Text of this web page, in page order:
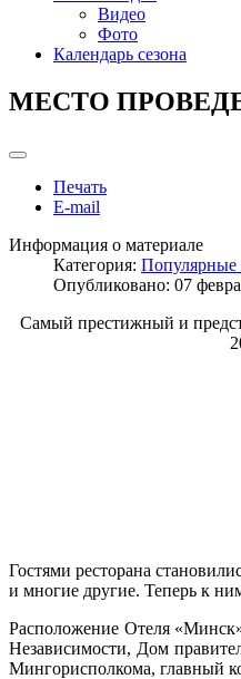
Видео
Фото
Календарь сезона
МЕСТО
Печать
E-mail
Информация о материале
Категория: Популярные
Опубликовано: 07
Самый престижный и
Гостями ресторана
и многие другие. Теперь к
Расположение Отеля
Независимости, Дом
Мингорисполкома, главный